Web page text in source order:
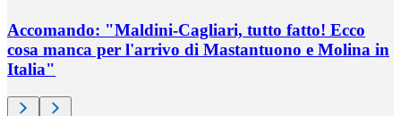
Accomando: "Maldini-Cagliari, tutto fatto! Ecco
cosa manca per l'arrivo di Mastantuono e Molina in
Italia"